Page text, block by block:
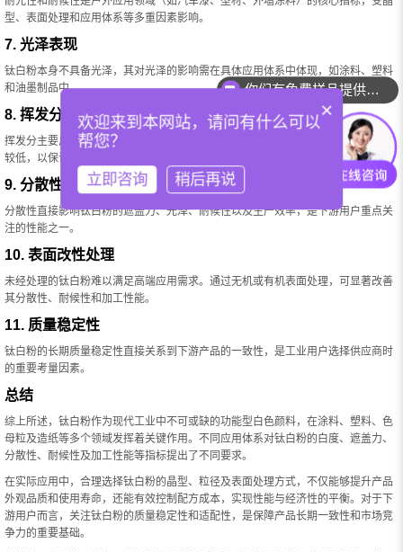
型、表面处理和应用体系等多重因素影响。
7. 光泽表现
钛白粉本身不具备光泽，其对光泽的影响需在具体应用体系中体现，如涂料、塑料
和油墨制品中。
8. 挥发分（含水量）
挥发分主要反映钛白粉的含水量。对于溶剂型涂料和聚烯烃体系，通常要求挥发分
较低，以保证分散性和成品质量。
9. 分散性能
分散性直接影响钛白粉的遮盖力、光泽、耐候性以及生产效率，是下游用户重点关
注的性能之一。
10. 表面改性处理
未经处理的钛白粉难以满足高端应用需求。通过无机或有机表面处理，可显著改善
其分散性、耐候性和加工性能。
11. 质量稳定性
钛白粉的长期质量稳定性直接关系到下游产品的一致性，是工业用户选择供应商时
的重要考量因素。
总结
综上所述，钛白粉作为现代工业中不可或缺的功能型白色颜料，在涂料、塑料、色
母粒及造纸等多个领域发挥着关键作用。不同应用体系对钛白粉的白度、遮盖力、
分散性、耐候性及加工性能等指标提出了不同要求。
在实际应用中，合理选择钛白粉的晶型、粒径及表面处理方式，不仅能够提升产品
外观品质和使用寿命，还能有效控制配方成本，实现性能与经济性的平衡。对于下
游用户而言，关注钛白粉的质量稳定性和适配性，是保障产品长期一致性和市场竞
争力的重要基础。
你们有免费样品提供吗？
×
欢迎来到本网站，请问有什么可以
帮您？
立即咨询 稍后再说